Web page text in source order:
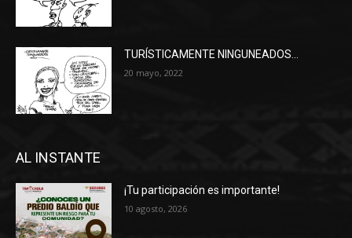
TURÍSTICAMENTE NINGUNEADOS…
20 mayo, 2022
AL INSTANTE
¡Tu participación es importante!
10 agosto, 2026